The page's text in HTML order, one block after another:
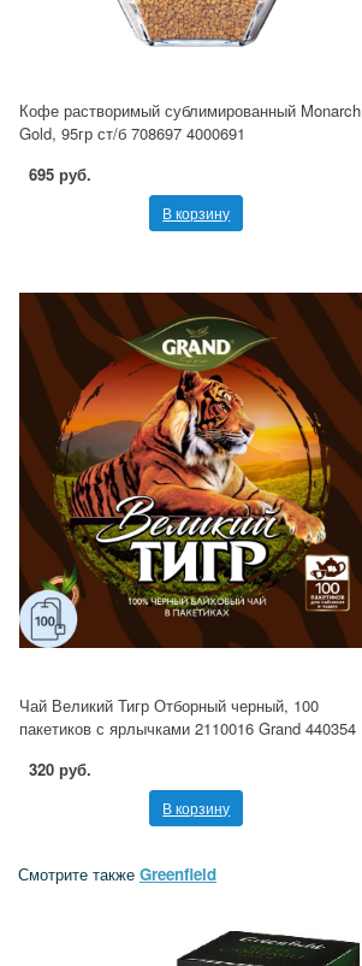
Кофе растворимый сублимированный Monarch
Gold, 95гр ст/б 708697 4000691
695 руб.
В корзину
Чай Великий Тигр Отборный черный, 100
пакетиков с ярлычками 2110016 Grand 440354
320 руб.
В корзину
Смотрите также Greenfield